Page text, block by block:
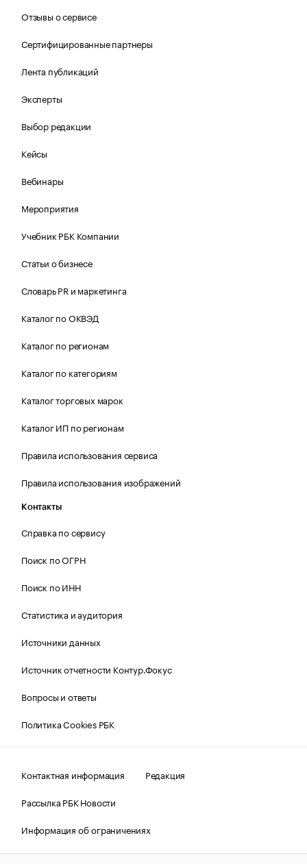
Отзывы о сервисе
Сертифицированные партнеры
Лента публикаций
Эксперты
Выбор редакции
Кейсы
Вебинары
Мероприятия
Учебник РБК Компании
Статьи о бизнесе
Словарь PR и маркетинга
Каталог по ОКВЭД
Каталог по регионам
Каталог по категориям
Каталог торговых марок
Каталог ИП по регионам
Правила использования сервиса
Правила использования изображений
Контакты
Справка по сервису
Поиск по ОГРН
Поиск по ИНН
Статистика и аудитория
Источники данных
Источник отчетности Контур.Фокус
Вопросы и ответы
Политика Cookies РБК
Контактная информация
Редакция
Рассылка РБК Новости
Информация об ограничениях
Правовая информация
О соблюдении авторских прав